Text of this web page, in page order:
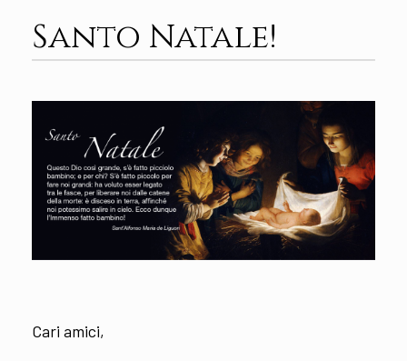
Santo Natale!
Cari amici,